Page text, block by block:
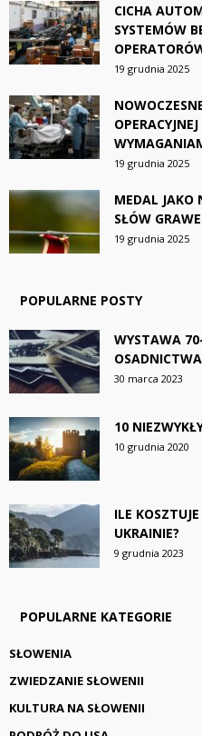
CICHA
SYSTEMÓW
19 grudnia 2025
19 grudnia 2025
MEDAL JAKO
SŁÓW
19 grudnia 2025
POPULARNE POSTY
WYSTAWA
30 marca 2023
10
10 grudnia 2020
ILE
UKRAINIE?
9 grudnia 2023
POPULARNE KATEGORIE
SŁOWENIA
ZWIEDZANIE SŁOWENII
KULTURA NA SŁOWENII